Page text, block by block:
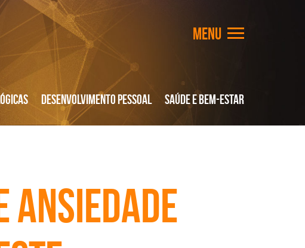
Desenvolvimento Pessoal Saúde e Bem-Estar